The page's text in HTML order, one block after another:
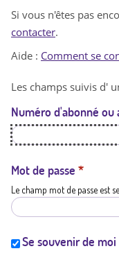
Si vous n'êtes pas
contacter.
Aide : Comment se
Les champs suivis d'
Numéro d'abonné ou
Mot de passe *
Le champ mot de passe est
Se souvenir de moi